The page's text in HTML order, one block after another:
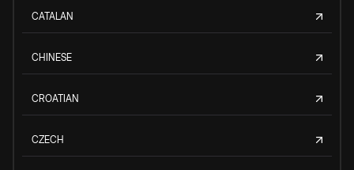
CATALAN
CHINESE
CROATIAN
CZECH